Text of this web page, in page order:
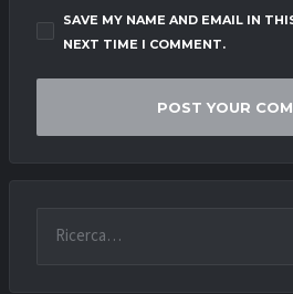
SAVE MY NAME AND EMAIL IN
NEXT TIME I COMMENT.